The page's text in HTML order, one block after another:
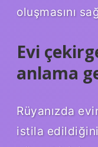
oluşmasını
Evi
anlama
Rüyanızda
istila edildiğini